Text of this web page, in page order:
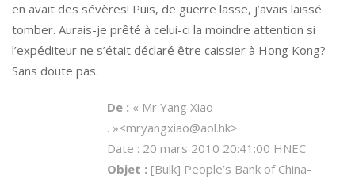
en avait des sévères! Puis, de guerre lasse, j’avais laissé
tomber. Aurais-je prêté à celui-ci la moindre attention si
l’expéditeur ne s’était déclaré être caissier à Hong Kong?
Sans doute pas.
De : « Mr Yang Xiao
. »<mryangxiao@aol.hk>
Date : 20 mars 2010 20:41:00 HNEC
Objet : [Bulk] People’s Bank of China-